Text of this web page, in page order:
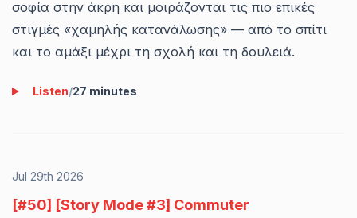
σοφία στην άκρη και μοιράζονται τις πιο επικές
στιγμές «χαμηλής κατανάλωσης» — από το σπίτι
και το αμάξι μέχρι τη σχολή και τη δουλειά.
Listen/27 minutes
[#50] [Story Mode #3] Commuter
Jul 29th 2026